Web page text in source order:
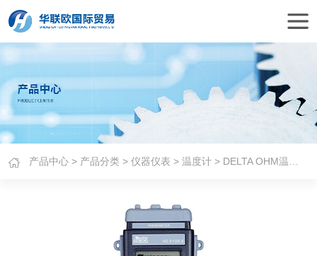
产品中心 > 产品分类 >仪器仪表 >温度计 > DELTA OHM温度计